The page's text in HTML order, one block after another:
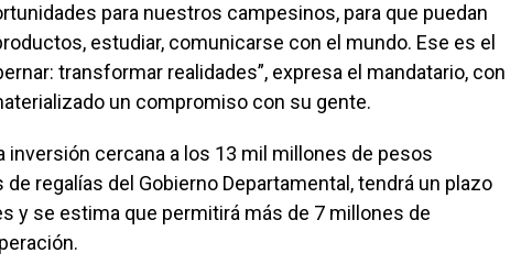
para nuestros campesinos, para que puedan
estudiar, comunicarse con el mundo. Ese es el
transformar realidades”, expresa el mandatario, con
un compromiso con su gente.
inversión cercana a los 13 mil millones de pesos
regalías del Gobierno Departamental, tendrá un plazo
y se estima que permitirá más de 7 millones de